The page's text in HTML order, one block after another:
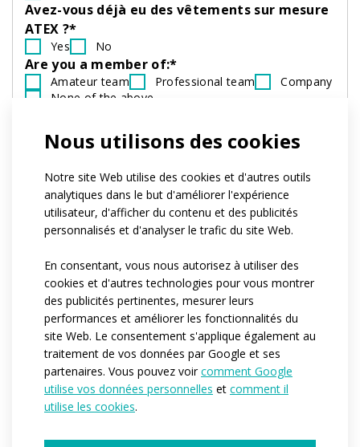
Nous utilisons des cookies
Notre site Web utilise des cookies et d'autres outils
analytiques dans le but d'améliorer l'expérience
utilisateur, d'afficher du contenu et des publicités
personnalisés et d'analyser le trafic du site Web.
En consentant, vous nous autorisez à utiliser des
cookies et d'autres technologies pour vous montrer
des publicités pertinentes, mesurer leurs
performances et améliorer les fonctionnalités du
site Web. Le consentement s'applique également au
traitement de vos données par Google et ses
partenaires. Vous pouvez voircomment Google
utilise vos données personnelles et comment il
utilise les cookies.
Avez-vous déjà eu des vêtements sur mesure
ATEX ?*
Yes No
Are you a member of:*
Amateur team Professional team
Company
None of the above
name?
Quel est le nombre approximatif de
personnes pour lesquelles nous produirions
les vêtements ?*
1-4 5-10 11-50
plus de 50
centaines de pièces
Quand auriez-vous besoin que nous
commencions la production ?*
Immédiatement
Dans les 3-6 prochains mois
Je n’ai pas encore d’idée
Would you like to tell us more details?